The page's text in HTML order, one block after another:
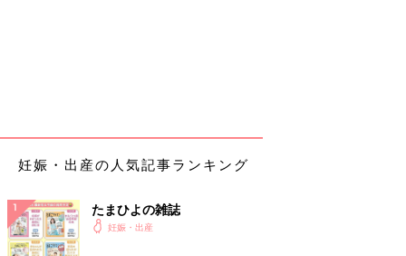
妊娠・出産の人気記事ランキング
たまひよの雑誌
妊娠・出産